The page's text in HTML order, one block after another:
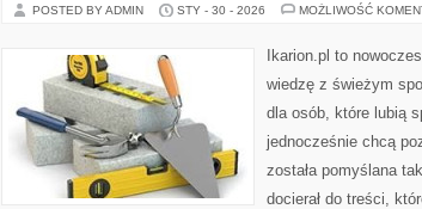
POSTED BY ADMIN STY - 30 - 2026 MOŻLIWOŚĆ
Ikarion.pl to
wiedzę z świeżym
dla osób, które lubią
jednocześnie chcą
została pomyślana
docierał do treści,